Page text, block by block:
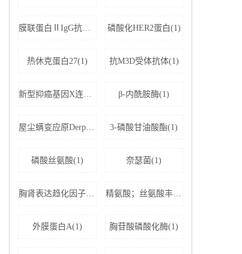
膜联蛋白ⅡIgG抗体(1) 磷酸化HER2蛋白(1)
热休克蛋白27(1) 抗M3D受体抗体(1)
新型抑癌基因X连锁凋亡抑制蛋白相关因子-1(1) β-内酰胺酶(1)
屋尘螨变应原Derp1 IgE抗体(1) 3-磷酸甘油酸酯(1)
磷酸丝氨酸(1) 奈瑟菌(1)
胸肾表达趋化因子(1) 精氨酸；丝氨酸丰富剪接因子1(1)
外膜蛋白A(1) 胸苷酸磷酸化酶(1)